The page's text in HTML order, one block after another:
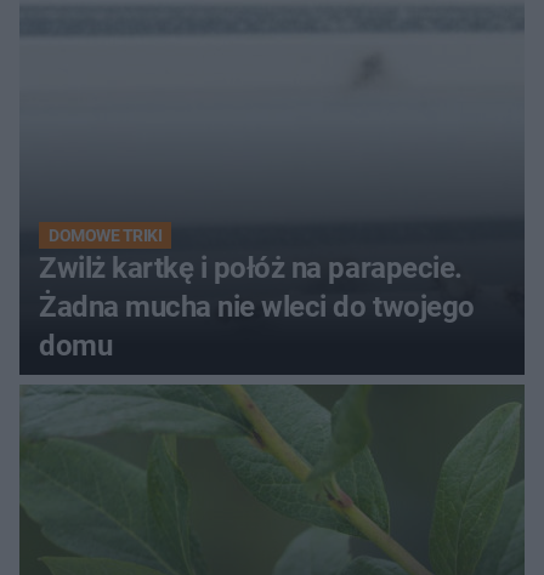
DOMOWE TRIKI
Zwilż kartkę i połóż na parapecie.
Żadna mucha nie wleci do twojego
domu